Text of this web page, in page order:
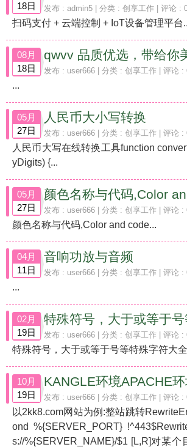
18日
发布 : admin5 | 分类 : 创享工作 | 评论 :
扫码支付 + 云端控制 + IoT设备管理平台
08月
18日
qwvv 品质优选，带给你
发布 : user666 | 分类 : 创享工作 | 评论 :
...
05月
27日
人民币大小写转换
发布 : user666 | 分类 : 创享工作 | 评论 :
人民币大写在线转换工具function
yDigits) {...
05月
27日
颜色名称与代码,Color
发布 : user666 | 分类 : 创享工作 | 评论 :
颜色名称与代码,Color and code...
04月
11日
音响功放与音频
发布 : user666 | 分类 : 创享工作 | 评论 :
...
02月
19日
发布 : user666 | 分类 : 创享工作 | 评论 :
特殊符号，大于或等于号等特殊字符大
10月
19日
发布 : user666 | 分类 : 创享工作 | 评论 :
以2kk8.com网站为例:整站跳转
ond %{SERVER_PORT}
s://%{SERVER_NAME}/$1 [L,R]对某个